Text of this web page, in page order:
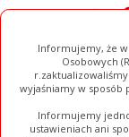
Informujemy, że
Osobowych
r.zaktualizowaliśmy
wyjaśniamy w
Informujemy
ustawieniach ani